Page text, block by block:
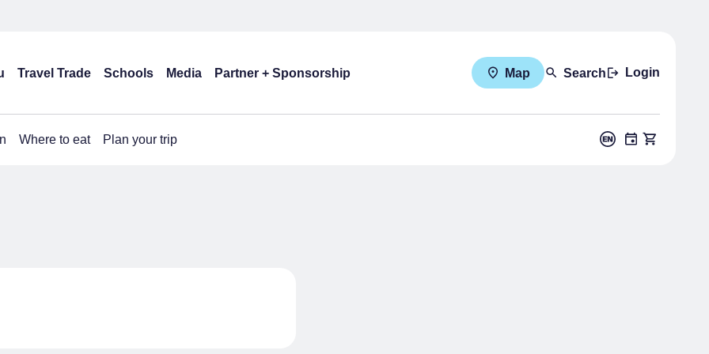
Travel Trade Schools Media Partner + Sponsorship Map Search Login
Where to eat Plan your trip